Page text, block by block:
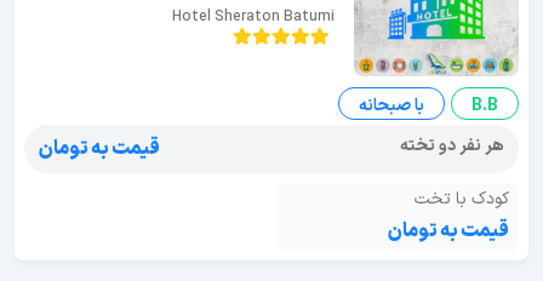
Hotel Sheraton Batumi
B.B
با صبحانه
هر نفر دو تخته
قیمت به تومان
کودک با تخت
قیمت به تومان